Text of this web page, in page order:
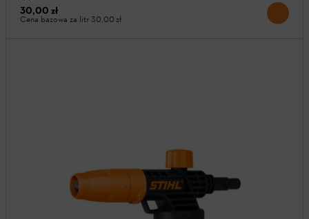
30,00 zł
Cena bazowa za litr30,00 zł